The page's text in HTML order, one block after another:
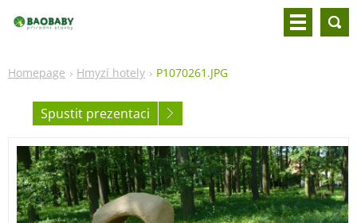
Homepage Hmyzí hotely P1070261.JPG
Spustit prezentaci